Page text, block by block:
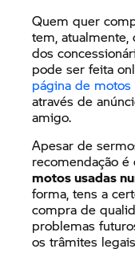
Quem quer
tem, atualmente,
dos
pode ser feita
página de
através de
amigo.
Apesar de
recomendação
motos usadas
forma, tens a
compra de
problemas
os trâmites